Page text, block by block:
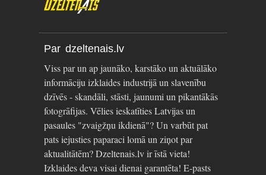
Par dzeltenais.lv
Viss par un ap jaunāko, karstāko un aktuālāko
informāciju izklaides industrijā un slavenību
dzīvēs - skandāli, stāsti, jaunumi un pikantākās
fotogrāfijas. Vēlies ieskatīties Latvijas un
pasaules "zvaigžņu ikdienā"? Un varbūt pat
pats iejusties paparaci lomā un ziņot par
aktualitātēm? Dzeltenais.lv ir īstā vieta!
Izklaides deva visai dienai garantēta! E-pasts